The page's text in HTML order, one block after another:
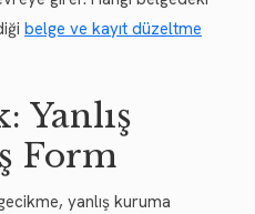
belge ve kayıt düzeltme
Yanlış
Form
yanlış kuruma